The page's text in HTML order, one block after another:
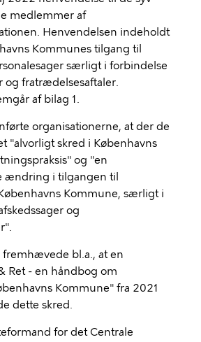
medlemmer af
Henvendelsen indeholdt
Kommunes tilgang til
særligt i forbindelse
og fratrædelsesaftaler.
af bilag 1.
organisationerne, at der de
"alvorligt skred i Københavns
og "en
ændring i tilgangen til
Kommune, særligt i
og
bl.a., at en
Ret - en håndbog om
Kommune" fra 2021
dette skred.
for det Centrale